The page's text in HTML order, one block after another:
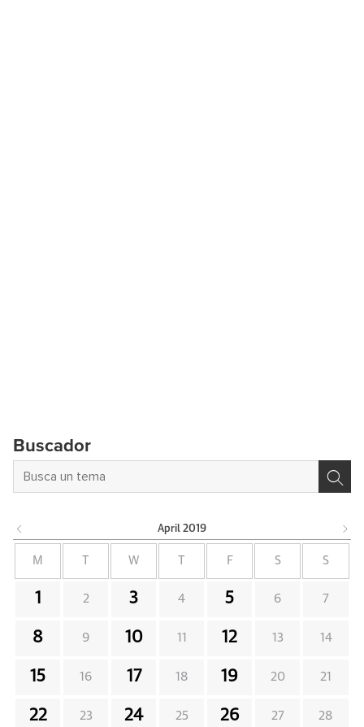
Buscador
April 2019
M W F S S
1 2 3 4 5 6 7
8 9 10 11 12 13 14
15 16 17 18 19 20 21
22 23 24 25 26 27 28